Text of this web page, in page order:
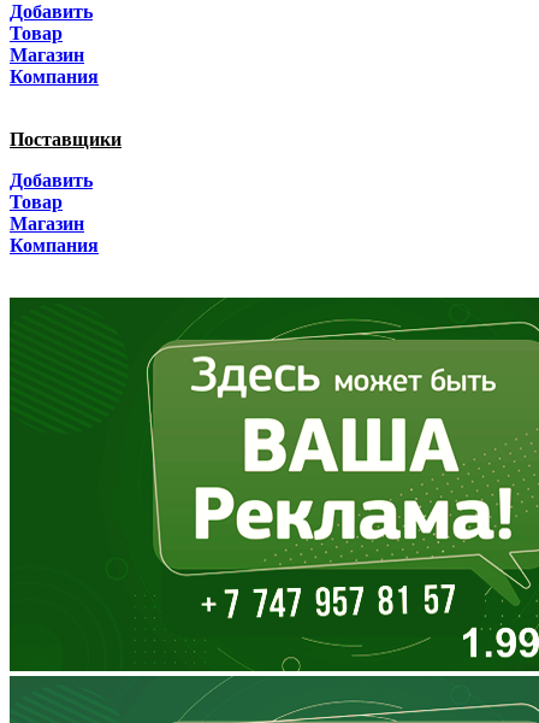
Волгоградская область
Вологодская область
Дагестан
Еврейская АО
Забайкальский край
Запорожская область
Ивановская область
Добавить
Товар
Магазин
Компания
Поставщики
Добавить
Товар
Магазин
Компания